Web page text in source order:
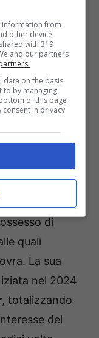
ordini di
felsinei è stato
se nei
del
mancino di
nel gioco
di
quali
La sua
nel 2024
, totalizzando
del
information from
other device
with 319
and our partners
data on the basis
to by managing
of this page
in privacy